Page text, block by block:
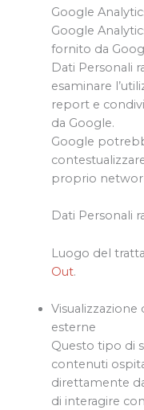
Google
Google
fornito da
Dati Personali
esaminare
report e
da Google.
Google
proprio
Dati Personali
Luogo del
Out.
esterne
Questo tipo di
contenuti
direttamente
di interagire